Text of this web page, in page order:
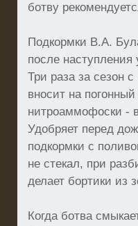
ботву
Подкормки В.А.
после
Три раза за сезон
вносит на
нитроаммофоски -
Удобряет перед
подкормки с
не стекал, при
делает бортики из
Когда ботва